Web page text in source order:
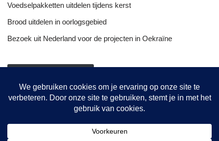
Voedselpakketten uitdelen tijdens kerst
Brood uitdelen in oorlogsgebied
Bezoek uit Nederland voor de projecten in Oekraïne